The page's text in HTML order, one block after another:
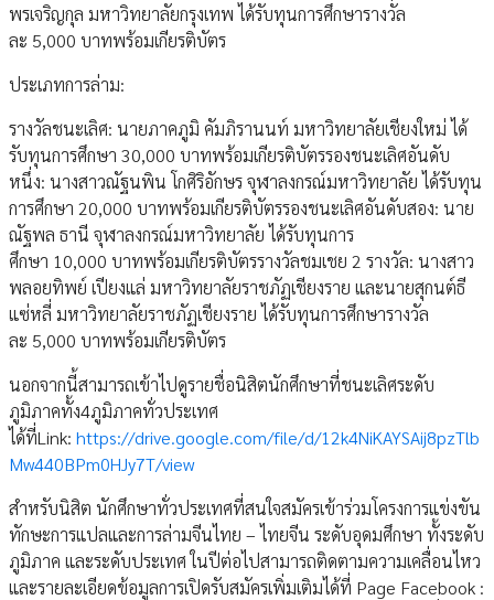
พรเจริญกุล มหาวิทยาลัยกรุงเทพ ได้รับทุนการศึกษารางวัล
ละ 5,000 บาทพร้อมเกียรติบัตร
ประเภทการล่าม:
รางวัลชนะเลิศ: นายภาคภูมิ คัมภิรานนท์ มหาวิทยาลัยเชียงใหม่ ได้
รับทุนการศึกษา 30,000 บาทพร้อมเกียรติบัตรรองชนะเลิศอันดับ
หนึ่ง: นางสาวณัฐนพิน โกศิริอักษร จุฬาลงกรณ์มหาวิทยาลัย ได้รับทุน
การศึกษา 20,000 บาทพร้อมเกียรติบัตรรองชนะเลิศอันดับสอง: นาย
ณัฐพล ธานี จุฬาลงกรณ์มหาวิทยาลัย ได้รับทุนการ
ศึกษา 10,000 บาทพร้อมเกียรติบัตรรางวัลชมเชย 2 รางวัล: นางสาว
พลอยทิพย์ เปียงแล่ มหาวิทยาลัยราชภัฏเชียงราย และนายสุกนต์ธี
แซ่หลี่ มหาวิทยาลัยราชภัฏเชียงราย ได้รับทุนการศึกษารางวัล
ละ 5,000 บาทพร้อมเกียรติบัตร
นอกจากนี้สามารถเข้าไปดูรายชื่อนิสิตนักศึกษาที่ชนะเลิศระดับ
ภูมิภาคทั้ง4ภูมิภาคทั่วประเทศ
ได้ที่Link: https://drive.google.com/file/d/12k4NiKAYSAij8pzTlb
Mw440BPm0HJy7T/view
สำหรับนิสิต นักศึกษาทั่วประเทศที่สนใจสมัครเข้าร่วมโครงการแข่งขัน
ทักษะการแปลและการล่ามจีนไทย – ไทยจีน ระดับอุดมศึกษา ทั้งระดับ
ภูมิภาค และระดับประเทศ ในปีต่อไปสามารถติดตามความเคลื่อนไหว
และรายละเอียดข้อมูลการเปิดรับสมัครเพิ่มเติมได้ที่ Page Facebook :